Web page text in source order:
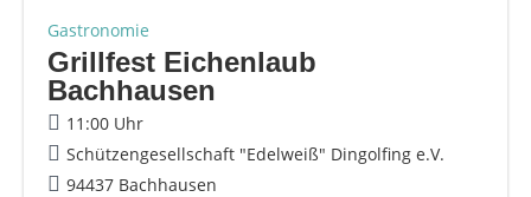
Gastronomie
Grillfest Eichenlaub
Bachhausen
11:00 Uhr
Schützengesellschaft "Edelweiß" Dingolfing e.V.
94437 Bachhausen